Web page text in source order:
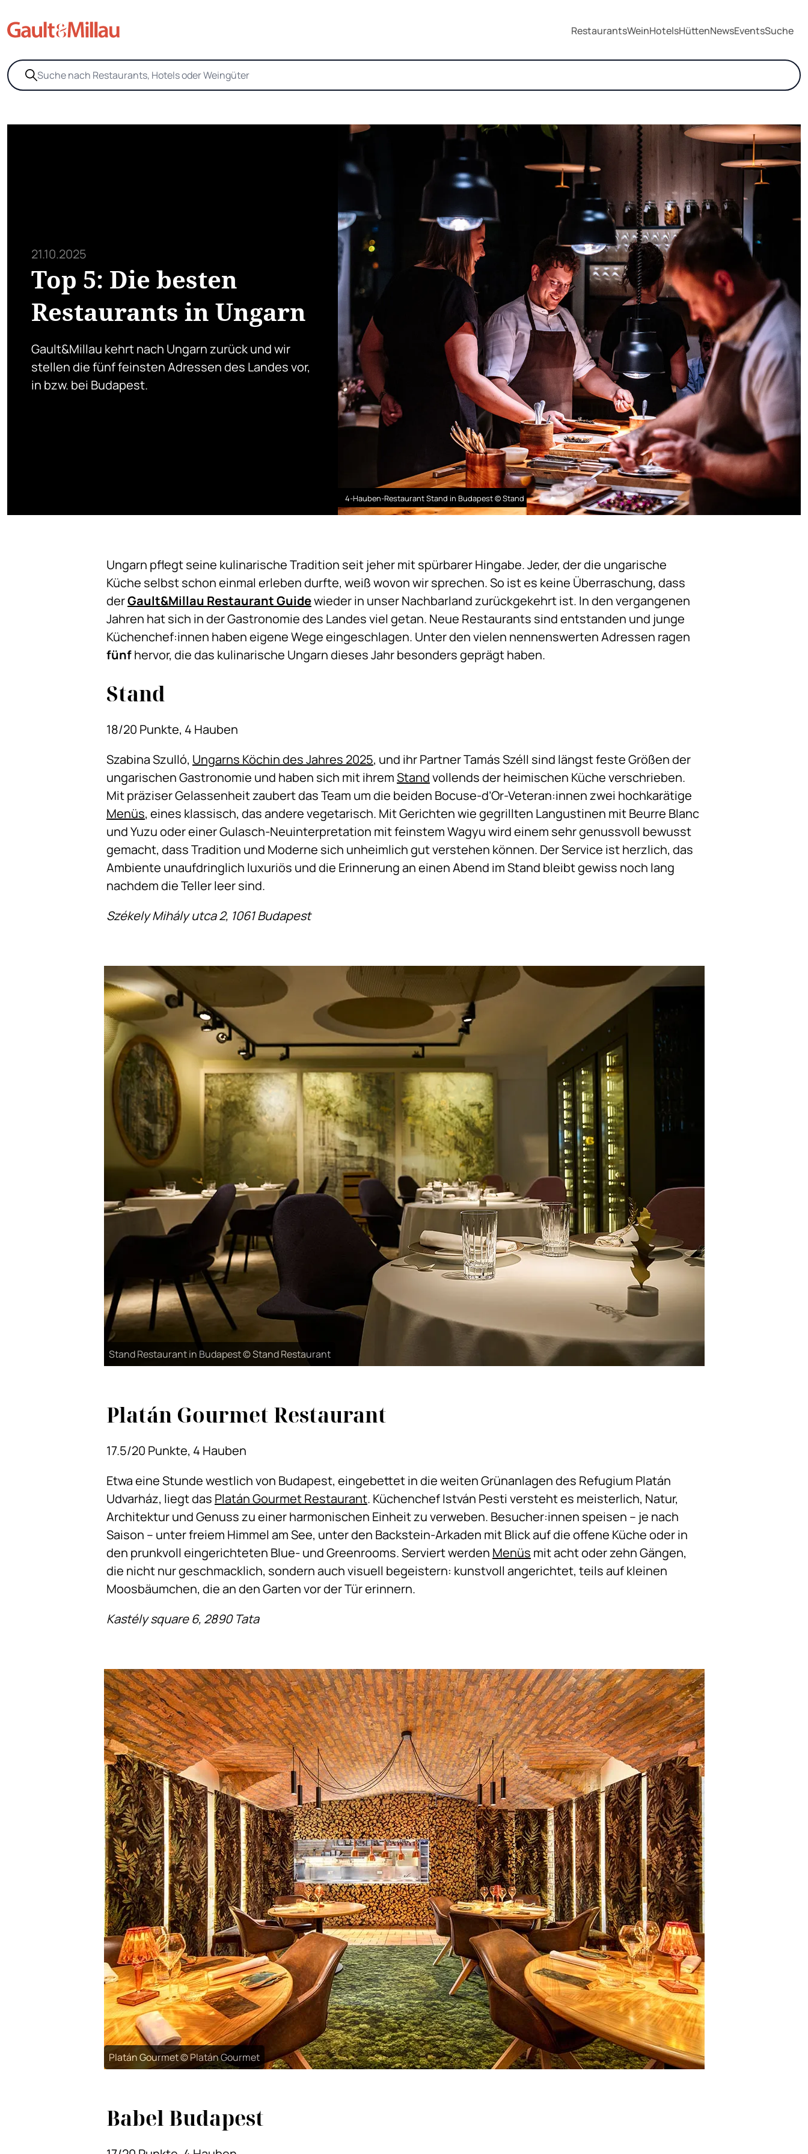
RestaurantsWeinHotelsHüttenNewsEventsSuche
21.10.2025
Top 5: Die besten
Restaurants in Ungarn
Gault&Millau kehrt nach Ungarn zurück und wir
stellen die fünf feinsten Adressen des Landes vor,
in bzw. bei Budapest.
4-Hauben-Restaurant Stand in Budapest © Stand
Ungarn pflegt seine kulinarische Tradition seit jeher mit spürbarer Hingabe. Jeder, der die ungarische
Küche selbst schon einmal erleben durfte, weiß wovon wir sprechen. So ist es keine Überraschung, dass
derGault&Millau Restaurant Guidewieder in unser Nachbarland zurückgekehrt ist. In den vergangenen
Jahren hat sich in der Gastronomie des Landes viel getan. Neue Restaurants sind entstanden und junge
Küchenchef:innen haben eigene Wege eingeschlagen. Unter den vielen nennenswerten Adressen ragen
fünfhervor, die das kulinarische Ungarn dieses Jahr besonders geprägt haben.
Stand
18/20 Punkte, 4 Hauben
Szabina Szulló, Ungarns Köchin des Jahres 2025, und ihr Partner Tamás Széll sind längst feste Größen der
ungarischen Gastronomie und haben sich mit ihremStandvollends der heimischen Küche verschrieben.
Mit präziser Gelassenheit zaubert das Team um die beiden Bocuse-d’Or-Veteran:innen zwei hochkarätige
Menüs, eines klassisch, das andere vegetarisch. Mit Gerichten wie gegrillten Langustinen mit Beurre Blanc
und Yuzu oder einer Gulasch-Neuinterpretation mit feinstem Wagyu wird einem sehr genussvoll bewusst
gemacht, dass Tradition und Moderne sich unheimlich gut verstehen können. Der Service ist herzlich, das
Ambiente unaufdringlich luxuriös und die Erinnerung an einen Abend im Stand bleibt gewiss noch lang
nachdem die Teller leer sind.
Székely Mihály utca 2, 1061 Budapest
Stand Restaurant in Budapest © Stand Restaurant
Platán Gourmet Restaurant
17.5/20 Punkte, 4 Hauben
Etwa eine Stunde westlich von Budapest, eingebettet in die weiten Grünanlagen des Refugium Platán
Udvarház, liegt das Platán Gourmet Restaurant. Küchenchef István Pesti versteht es meisterlich, Natur,
Architektur und Genuss zu einer harmonischen Einheit zu verweben. Besucher:innen speisen – je nach
Saison – unter freiem Himmel am See, unter den Backstein-Arkaden mit Blick auf die offene Küche oder in
den prunkvoll eingerichteten Blue- und Greenrooms. Serviert werden Menüs mit acht oder zehn Gängen,
die nicht nur geschmacklich, sondern auch visuell begeistern: kunstvoll angerichtet, teils auf kleinen
Moosbäumchen, die an den Garten vor der Tür erinnern.
Kastély square 6, 2890 Tata
Platán Gourmet © Platán Gourmet
Babel Budapest